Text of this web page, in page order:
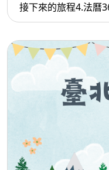
接下來的旅程4.法曆